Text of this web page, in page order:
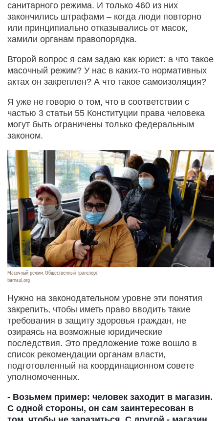
санитарного режима. И только 460 из них
закончились штрафами – когда люди повторно
или принципиально отказывались от масок,
хамили органам правопорядка.
Второй вопрос я сам задаю как юрист: а что такое
масочный режим? У нас в каких-то нормативных
актах он закреплен? А что такое самоизоляция?
Я уже не говорю о том, что в соответствии с
частью 3 статьи 55 Конституции права человека
могут быть ограничены только федеральным
законом.
Масочный режим. Общественный транспорт.
barnaul.org
Нужно на законодательном уровне эти понятия
закрепить, чтобы иметь право вводить такие
требования в защиту здоровья граждан, не
озираясь на возможные юридические
последствия. Это предложение тоже вошло в
список рекомендации органам власти,
подготовленный на координационном совете
уполномоченных.
- Возьмем пример: человек заходит в магазин.
С одной стороны, он сам заинтересован в